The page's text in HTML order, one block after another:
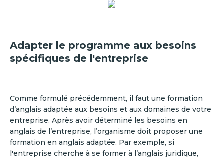
Adapter le programme aux besoins
spécifiques de l'entreprise
Comme formulé précédemment, il faut une formation
d’anglais adaptée aux besoins et aux domaines de votre
entreprise. Après avoir déterminé les besoins en
anglais de l’entreprise, l’organisme doit proposer une
formation en anglais adaptée. Par exemple, si
l'entreprise cherche à se former à l’anglais juridique,